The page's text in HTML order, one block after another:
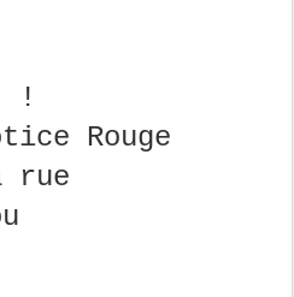
!
Rouge
rue